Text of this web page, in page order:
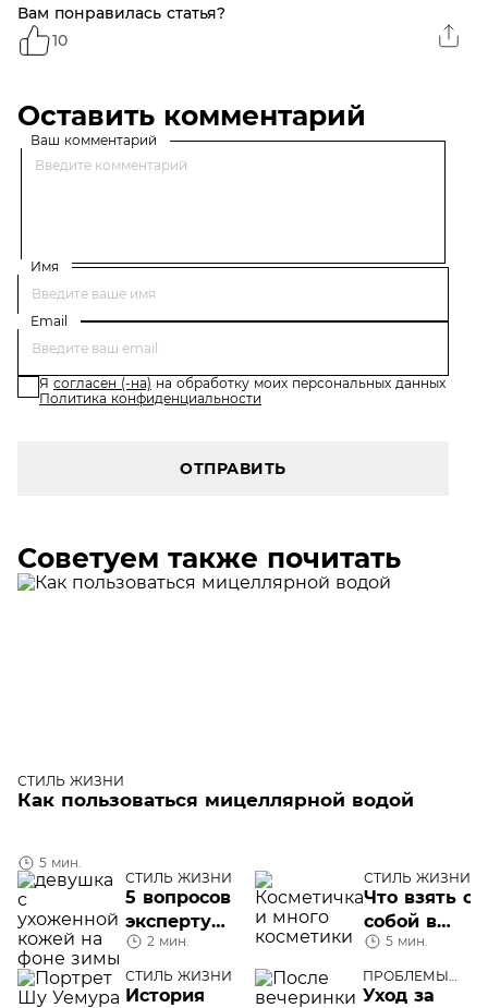
Вам понравилась статья?
10
Оставить комментарий
Ваш комментарий
Имя
Email
Я согласен (-на) на обработку моих персональных данных
Политика конфиденциальности
ОТПРАВИТЬ
Советуем также почитать
СТИЛЬ ЖИЗНИ
Как пользоваться мицеллярной водой
5 мин.
СТИЛЬ ЖИЗНИ
5 вопросов
эксперту
про уход
за кожей
зимой
2 мин.
СТИЛЬ ЖИЗНИ
Что взять с
собой в
5 мин.
СТИЛЬ ЖИЗНИ
История
ПРОБЛЕМЫ
КОЖИ ЛИЦА
Уход за